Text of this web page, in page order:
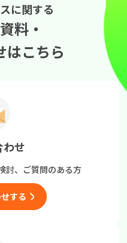
に関する
料・
はこちら
わせ
、 ご質問のある方
する